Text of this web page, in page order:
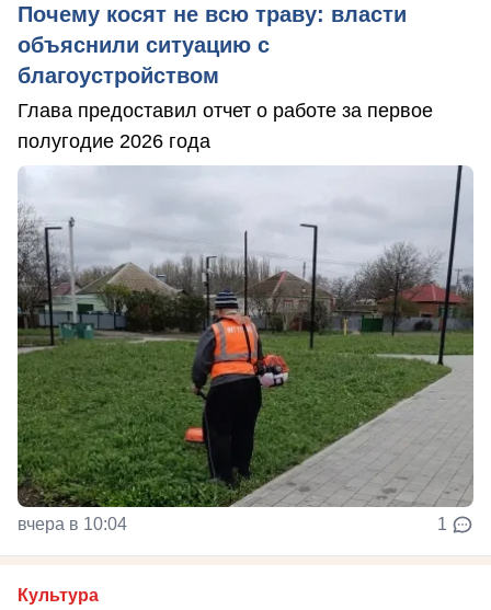
Почему косят не всю траву: власти
объяснили ситуацию с
благоустройством
Глава предоставил отчет о работе за первое
полугодие 2026 года
вчера в 10:04 1
Культура